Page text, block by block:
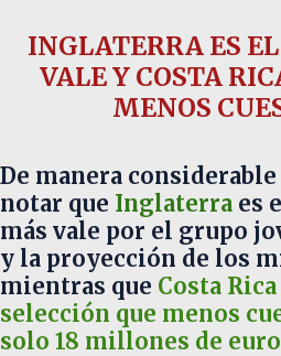
INGLATERRA ES
VALE Y COSTA
MENOS
De manera considerable
notar que Inglaterra es
más vale por el grupo
y la proyección de los
mientras que Costa
selección que menos
solo 18 millones de